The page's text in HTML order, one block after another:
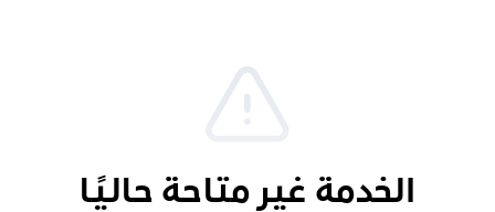
الخدمة غير متاحة حاليًا